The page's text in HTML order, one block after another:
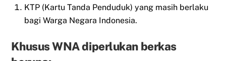
KTP (Kartu Tanda Penduduk) yang masih berlaku
bagi Warga Negara Indonesia.
Khusus WNA diperlukan berkas